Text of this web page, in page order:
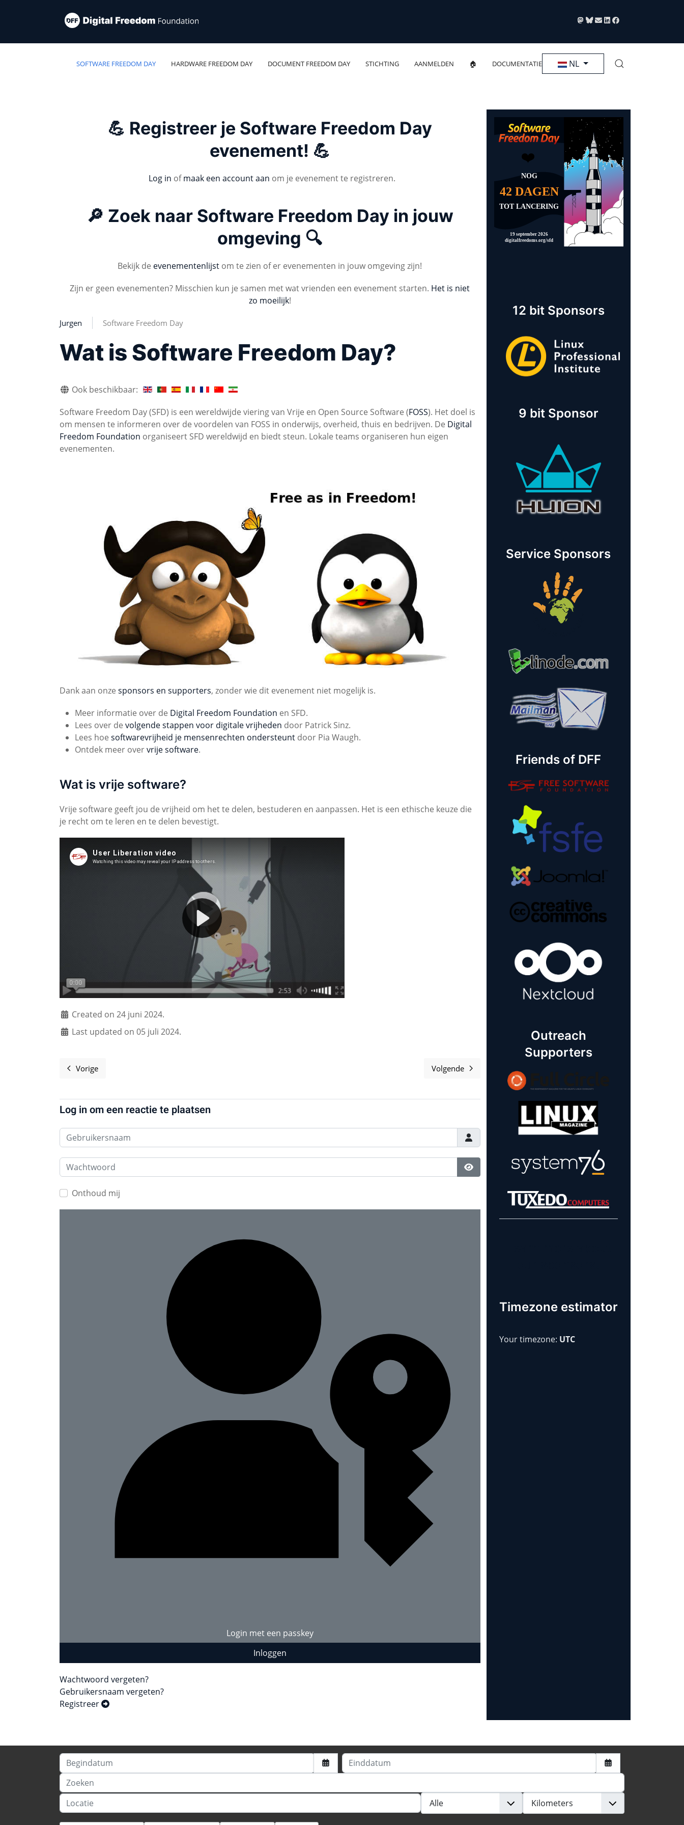
SOFTWARE FREEDOM DAY HARDWARE FREEDOM DAY DOCUMENT FREEDOM DAY STICHTING AANMELDEN 🏠 DOCUMENTATIESelecteer de taal
NL
💪 Registreer je Software Freedom Day
evenement! 💪
Log in ofmaak een account aan om je evenement te registreren.
🔎 Zoek naar Software Freedom Day in jouw
omgeving 🔍
Bekijk de evenementenlijst om te zien of er evenementen in jouw omgeving zijn!
Zijn er geen evenementen? Misschien kun je samen met wat vrienden een evenement starten. Het is niet
zo moeilijk!
Jurgen Software Freedom Day
Wat is Software Freedom Day?
Ook beschikbaar:
Software Freedom Day (SFD) is een wereldwijde viering van Vrije en Open Source Software (FOSS). Het doel is
om mensen te informeren over de voordelen van FOSS in onderwijs, overheid, thuis en bedrijven. De Digital
Freedom Foundation organiseert SFD wereldwijd en biedt steun. Lokale teams organiseren hun eigen
evenementen.
Dank aan onze sponsors en supporters, zonder wie dit evenement niet mogelijk is.
Meer informatie over de Digital Freedom Foundation en SFD.
Lees over de volgende stappen voor digitale vrijheden door Patrick Sinz.
Lees hoe softwarevrijheid je mensenrechten ondersteunt door Pia Waugh.
Ontdek meer overvrije software.
Wat is vrije software?
Vrije software geeft jou de vrijheid om het te delen, bestuderen en aanpassen. Het is een ethische keuze die
je recht om te leren en te delen bevestigt.
Created on 24 juni 2024.
Last updated on 05 juli 2024.
Vorig artikel: Software Freedom Day organiseren: 't is een makkie!
Vorige Volgende artikel: Wat houdt je tegen om SFD te organiseren?
Volgende
Log in om een reactie te plaatsen
Gebruikersnaam
Wachtwoord
Toon wachtwoord
Onthoud mij
Login met een passkey
Inloggen
Wachtwoord vergeten?
Gebruikersnaam vergeten?
Registreer
12 bit Sponsors
9 bit Sponsor
Service Sponsors
Friends of DFF
Outreach
Supporters
Timezone estimator
Your timezone: UTC
Begindatum
Einddatum
Zoeken
Locatie